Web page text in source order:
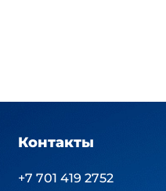
Контакты
+7 701 419 2752